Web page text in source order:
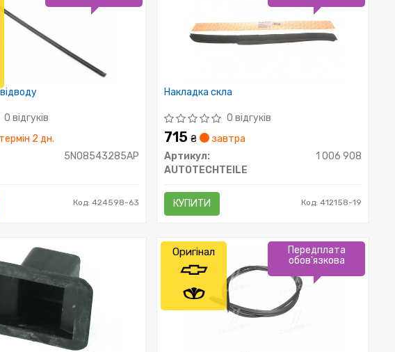
0 відгуків
термін 2 дн.
5N08543285AP
Код: 424598-63
Накладка скла
0 відгуків
715₴
завтра
Артикул:
1 006 908
AUTOTECHTEILE
КУПИТИ Код: 412158-19
Передплата
обов'язкова
Оригінал